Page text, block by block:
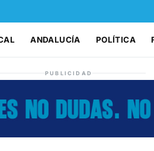
ANDALUCÍA POLÍTICA
PUBLICIDAD